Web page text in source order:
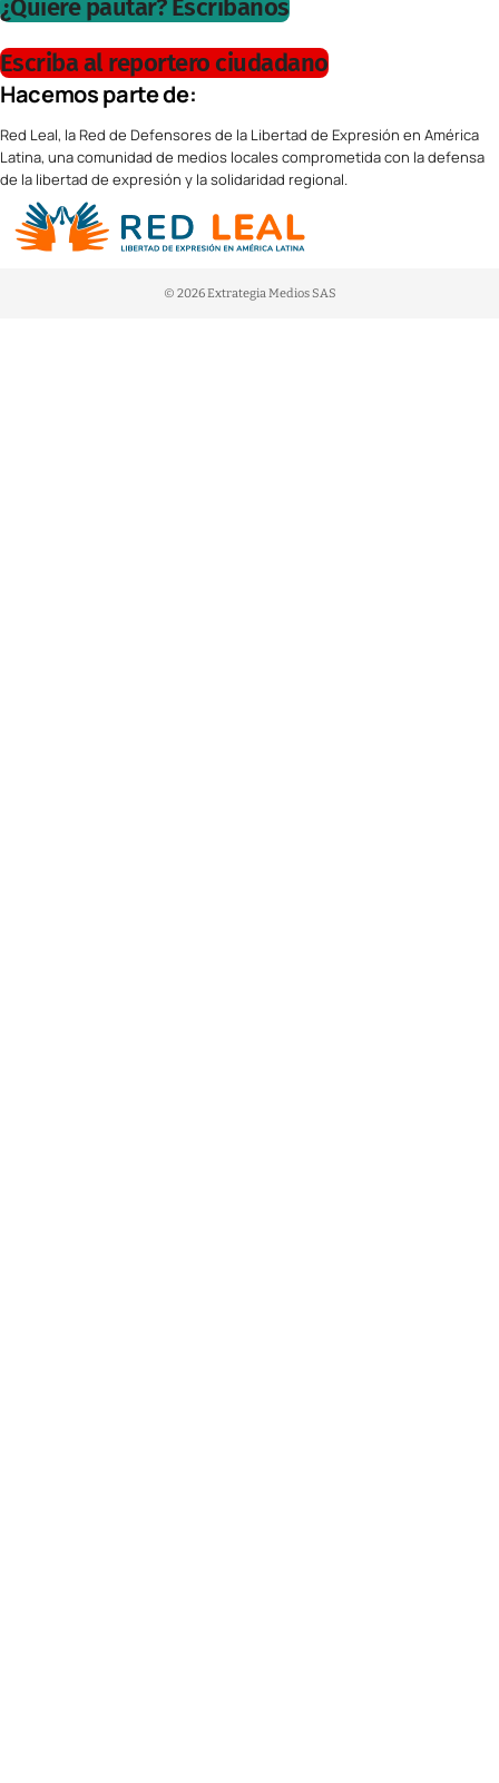
¿Quiere pautar? Escríbanos
Escriba al reportero ciudadano
Hacemos parte de:
Red Leal, la Red de Defensores de la Libertad de Expresión en América
Latina, una comunidad de medios locales comprometida con la defensa
de la libertad de expresión y la solidaridad regional.
© 2026 Extrategia Medios SAS